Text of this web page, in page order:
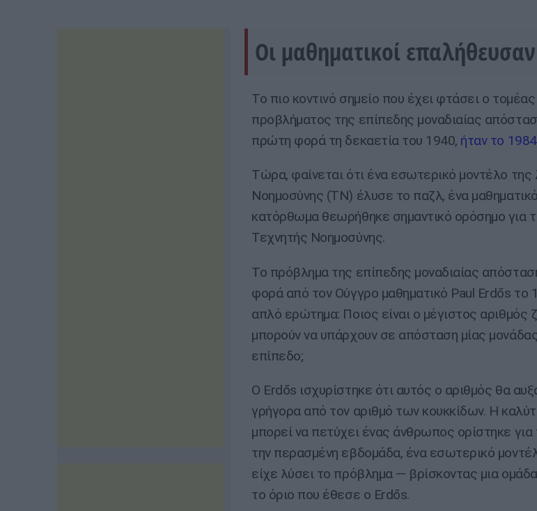
Oι μαθηματικοί
Το πιο κοντινό σημείο που έχει φτάσει ο
προβλήματος της επίπεδης μοναδιαίας
πρώτη φορά τη δεκαετία του 1940, ήταν το 1984
Τώρα, φαίνεται ότι ένα εσωτερικό μοντέλο της
Νοημοσύνης (ΤΝ) έλυσε το παζλ, ένα
κατόρθωμα θεωρήθηκε σημαντικό ορόσημο για
Τεχνητής Νοημοσύνης.
Το πρόβλημα της επίπεδης μοναδιαίας
φορά από τον Ούγγρο μαθηματικό Paul Erdős το
απλό ερώτημα: Ποιος είναι ο μέγιστος αριθμός
μπορούν να υπάρχουν σε απόσταση μίας
επίπεδο;
Ο Erdős ισχυρίστηκε ότι αυτός ο αριθμός θα
γρήγορα από τον αριθμό των κουκκίδων. Η
μπορεί να πετύχει ένας άνθρωπος ορίστηκε
την περασμένη εβδομάδα, ένα εσωτερικό
είχε λύσει το πρόβλημα — βρίσκοντας μια
το όριο που έθεσε ο Erdős.